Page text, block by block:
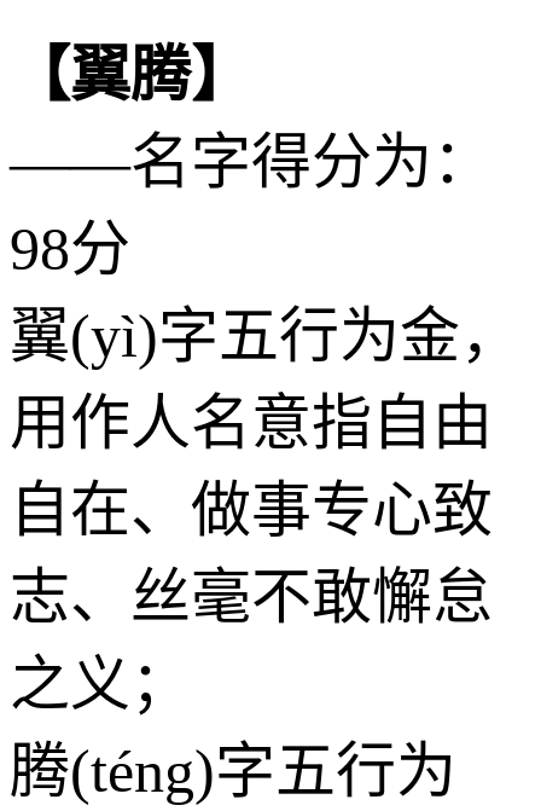
【翼腾】
——名字得分为：
98分
翼(yì)字五行为金，
用作人名意指自由
自在、做事专心致
志、丝毫不敢懈怠
之义；
腾(téng)字五行为